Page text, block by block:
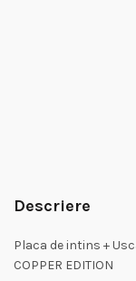
Descriere
Placa de intins +
COPPER EDITION